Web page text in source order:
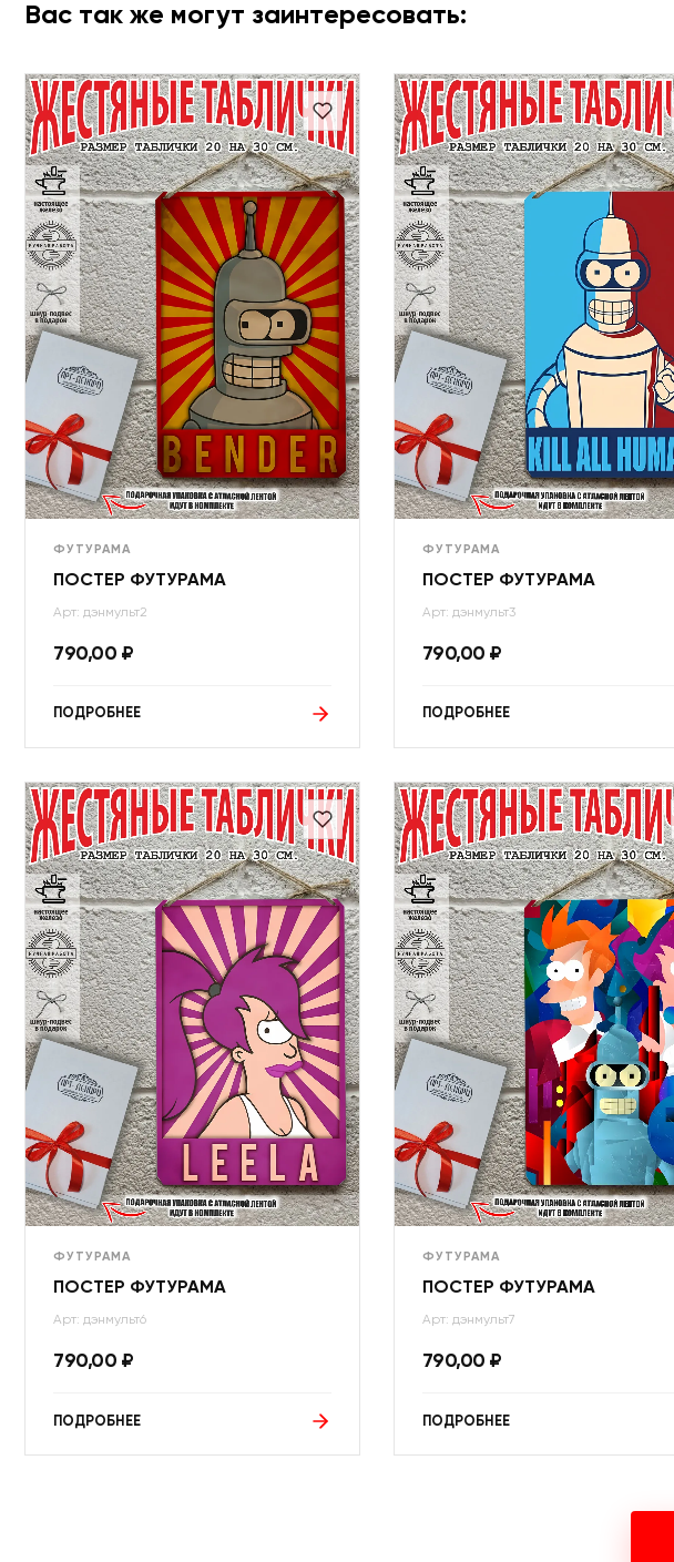
Вас так же могут заинтересовать:
ФУТУРАМА
ПОСТЕР ФУТУРАМА
Арт: дэнмульт2
790,00 ₽
ПОДРОБНЕЕ
ФУТУРАМА
ПОСТЕР ФУТУРАМА
Арт: дэнмульт3
790,00 ₽
ПОДРОБНЕЕ
ФУТУРАМА
ПОСТЕР ФУТУРАМА
Арт: дэнмульт6
790,00 ₽
ПОДРОБНЕЕ
ФУТУРАМА
ПОСТЕР ФУТУРАМА
Арт: дэнмульт7
790,00 ₽
ПОДРОБНЕЕ